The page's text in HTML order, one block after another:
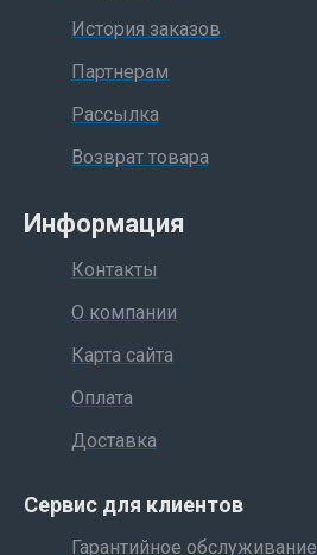
История заказов
Партнерам
Рассылка
Возврат товара
Информация
Контакты
О компании
Карта сайта
Оплата
Доставка
Сервис для клиентов
Гарантийное обслуживание